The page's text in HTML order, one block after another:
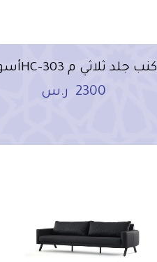
كنب جلد ثلاثي م HC-303أسود
2300 ر.س